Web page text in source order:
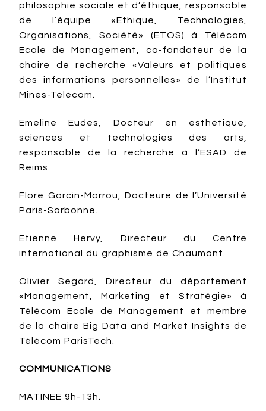
philosophie sociale et d’éthique, responsable
de l’équipe «Ethique, Technologies,
Organisations, Société» (ETOS) à Télécom
Ecole de Management, co-fondateur de la
chaire de recherche «Valeurs et politiques
des informations personnelles» de l’Institut
Mines-Télécom.
Emeline Eudes, Docteur en esthétique,
sciences et technologies des arts,
responsable de la recherche à l’ESAD de
Reims.
Flore Garcin-Marrou, Docteure de l’Université
Paris-Sorbonne.
Etienne Hervy, Directeur du Centre
international du graphisme de Chaumont.
Olivier Segard, Directeur du département
«Management, Marketing et Stratégie» à
Télécom Ecole de Management et membre
de la chaire Big Data and Market Insights de
Télécom ParisTech.
COMMUNICATIONS
MATINEE 9h-13h.